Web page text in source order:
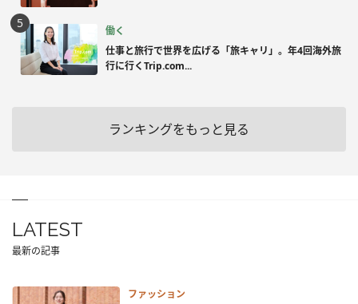
働く
仕事と旅行で世界を広げる「旅キャリ」。年4回海外旅
行に行くTrip.com...
ランキングをもっと見る
LATEST
最新の記事
ファッション